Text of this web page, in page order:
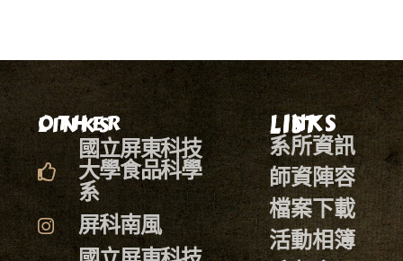
LINKS LIST
系所資訊
師資陣容
檔案下載
活動相簿
OTHER LINKS
國立屏東科技
大學食品科學
系
屏科南風